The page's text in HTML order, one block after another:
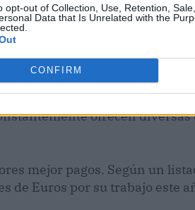
opt-out of Collection, Use, Retention,
Data that Is Unrelated with the
CONFIRM
con un valor estimado de
ha consolidado su
finales de la Liga de
de estrellas han cautivado a
ofrecen diversas
mejor pagos. Según un
de Euros por su trabajo este